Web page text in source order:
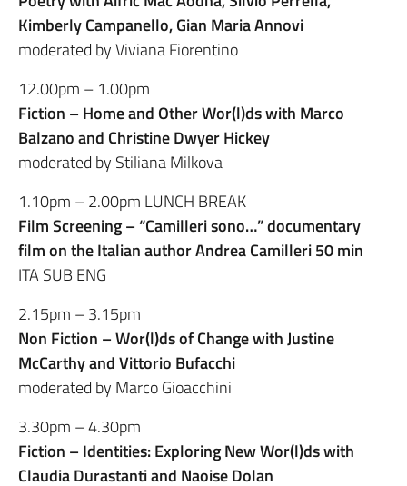
Kimberly Campanello, Gian Maria Annovi
moderated by Viviana Fiorentino
12.00pm – 1.00pm
Fiction – Home and Other Wor(l)ds with Marco
Balzano and Christine Dwyer Hickey
moderated by Stiliana Milkova
1.10pm – 2.00pm LUNCH BREAK
Film Screening – “Camilleri sono…” documentary
film on the Italian author Andrea Camilleri 50 min
ITA SUB ENG
2.15pm – 3.15pm
Non Fiction – Wor(l)ds of Change with Justine
McCarthy and Vittorio Bufacchi
moderated by Marco Gioacchini
3.30pm – 4.30pm
Fiction – Identities: Exploring New Wor(l)ds with
Claudia Durastanti and Naoise Dolan